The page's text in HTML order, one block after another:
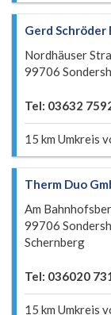
Gerd
Nordhäuser
99706
Tel: 03632
15 km Umkreis
Therm Duo
Am
99706
Schernberg
Tel: 036020
15 km Umkreis